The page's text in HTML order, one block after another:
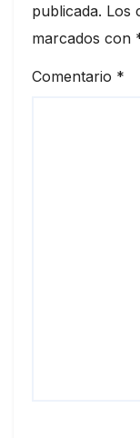
publicada. Los
marcados con
Comentario *